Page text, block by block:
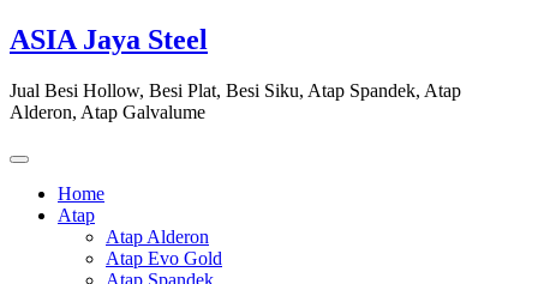
Skip
to
ASIA Jaya Steel
Jual Besi Hollow, Besi Plat, Besi Siku, Atap Spandek, Atap
Alderon, Atap Galvalume
Home
Atap
Atap Alderon
Atap Evo Gold
Atap Spandek